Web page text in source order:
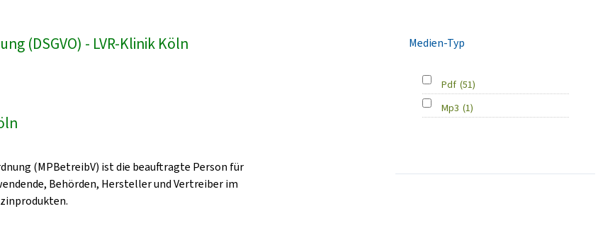
(DSGVO) - LVR-Klinik Köln
(MPBetreibV) ist die beauftragte Person für
Behörden, Hersteller und Vertreiber im
Medien-Typ
Pdf (51)
Mp3 (1)